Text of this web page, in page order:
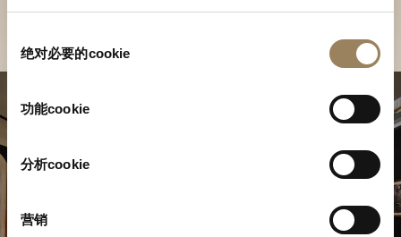
绝对必要的cookie
功能cookie
分析cookie
营销
尋找專賣店